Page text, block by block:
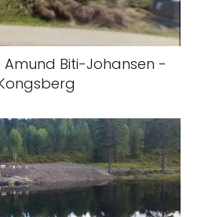
Amund Biti-Johansen -